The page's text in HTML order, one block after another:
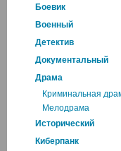
Боевик
Военный
Детектив
Документальный
Драма
Криминальная
Мелодрама
Исторический
Киберпанк